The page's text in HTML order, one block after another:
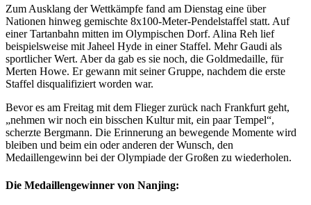
Zum Ausklang der Wettkämpfe fand am Dienstag eine über
Nationen hinweg gemischte 8x100-Meter-Pendelstaffel statt. Auf
einer Tartanbahn mitten im Olympischen Dorf. Alina Reh lief
beispielsweise mit Jaheel Hyde in einer Staffel. Mehr Gaudi als
sportlicher Wert. Aber da gab es sie noch, die Goldmedaille, für
Merten Howe. Er gewann mit seiner Gruppe, nachdem die erste
Staffel disqualifiziert worden war.
Bevor es am Freitag mit dem Flieger zurück nach Frankfurt geht,
„nehmen wir noch ein bisschen Kultur mit, ein paar Tempel“,
scherzte Bergmann. Die Erinnerung an bewegende Momente wird
bleiben und beim ein oder anderen der Wunsch, den
Medaillengewinn bei der Olympiade der Großen zu wiederholen.
Die Medaillengewinner von Nanjing: